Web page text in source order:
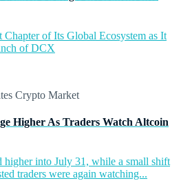
of Its Global Ecosystem as It
of DCX
Higher As Traders Watch Altcoin
higher into July 31, while a small shift
traders were again watching...